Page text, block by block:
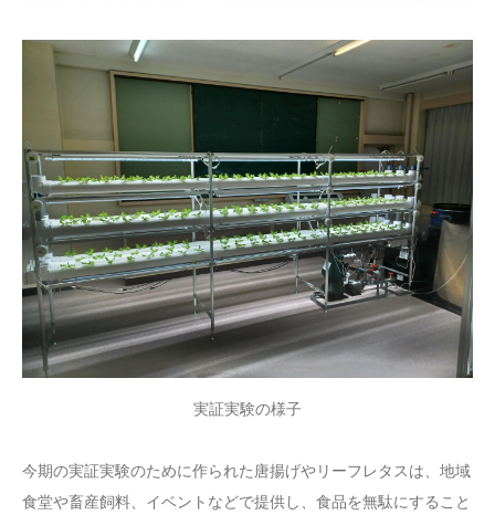
実証実験の様子
今期の実証実験のために作られた唐揚げやリーフレタスは、地域
食堂や畜産飼料、イベントなどで提供し、食品を無駄にすること